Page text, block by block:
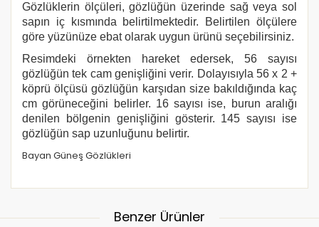
Gözlüklerin ölçüleri, gözlüğün üzerinde sağ veya sol
sapın iç kısmında belirtilmektedir. Belirtilen ölçülere
göre yüzünüze ebat olarak uygun ürünü seçebilirsiniz.
Resimdeki örnekten hareket edersek, 56 sayısı
gözlüğün tek cam genişliğini verir. Dolayısıyla 56 x 2 +
köprü ölçüsü gözlüğün karşıdan size bakıldığında kaç
cm görüneceğini belirler. 16 sayısı ise, burun aralığı
denilen bölgenin genişliğini gösterir. 145 sayısı ise
gözlüğün sap uzunluğunu belirtir.
Bayan Güneş Gözlükleri
Benzer Ürünler